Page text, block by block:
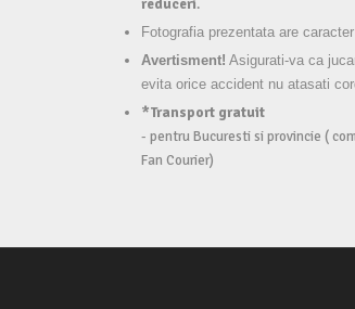
reduceri.
Fotografia prezentata are
Avertisment! Asigurati-va ca
evita orice accident nu atasati
*Transport gratuit
- pentru Bucuresti si provincie (
Fan Courier)